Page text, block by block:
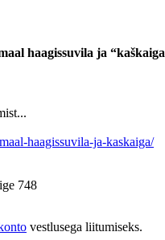
haagissuvila ja “kaškaiga
haagissuvila-ja-kaskaiga/
748
vestlusega liitumiseks.